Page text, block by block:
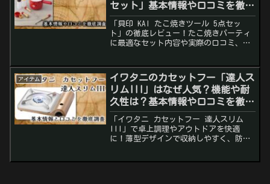
セット」基本情報や口コミを徹底
調査
「貝印 KAI たこ焼きツール 5点セッ
ト」の徹底レビュー！たこ焼きパーティ
に最適なセット内容や実際の口コミ、メ
アイテム
イワタニのカセットフー「達人ス
リムIII」はなぜ人気？機能や耐
久性は？基本情報や口コミを徹底
調査
「イワタニ カセットフー 達人スリム
III」で卓上調理やアウトドアを快適
に！薄型デザインで収納しやすく、防災